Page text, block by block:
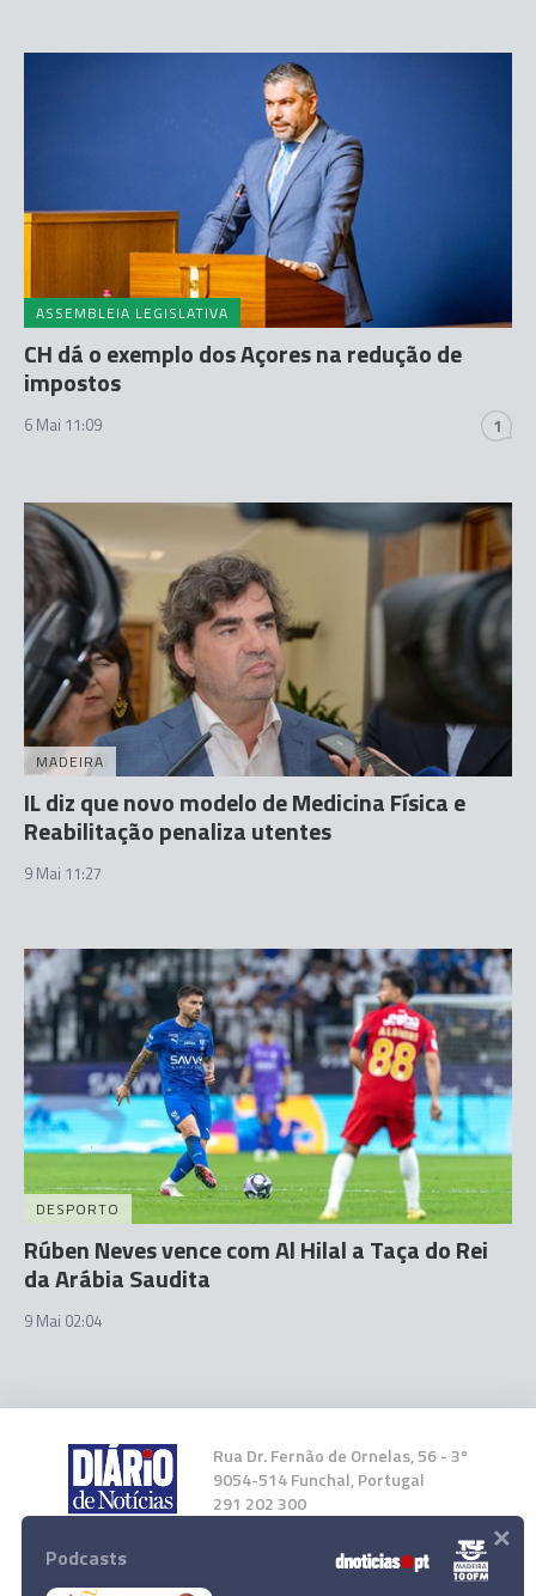
ASSEMBLEIA LEGISLATIVA
CH dá o exemplo dos Açores na redução de
impostos
6 Mai 11:09 1
MADEIRA
IL diz que novo modelo de Medicina Física e
Reabilitação penaliza utentes
9 Mai 11:27
DESPORTO
Rúben Neves vence com Al Hilal a Taça do Rei
da Arábia Saudita
9 Mai 02:04
Rua Dr. Fernão de Ornelas, 56 - 3º
9054-514 Funchal, Portugal
291 202 300
Instale a nossa App
Podcasts ×